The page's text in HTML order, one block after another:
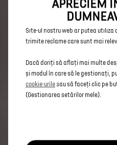
APRECIEM
performanța prin diferite funcții,
rezultatele căutării și, prin
Site-ul nostru web ar putea utiliza
trimite reclame care sunt mai
Dacă doriți să aflați mai multe
și modul în care să le gestionați,
cookie-urilesau să faceți clic pe
(Gestionarea setărilor mele).